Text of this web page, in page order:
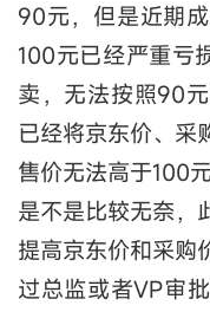
90元，但是近期
100元已经严重亏
卖，无法按照90
已经将京东价、采
售价无法高于100
是不是比较无奈，
提高京东价和采购
过总监或者VP审